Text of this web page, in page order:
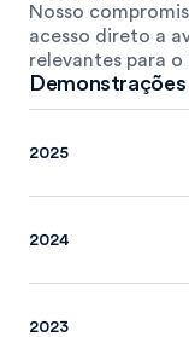
Nosso
acesso direto a
relevantes para o
2025
2024
2023